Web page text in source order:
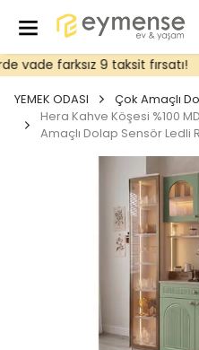
vade farksız 9 taksit fırsatı!
YEMEK ODASI
Çok Amaçlı
Hera Kahve Köşesi %100
Amaçlı Dolap Sensör Ledli